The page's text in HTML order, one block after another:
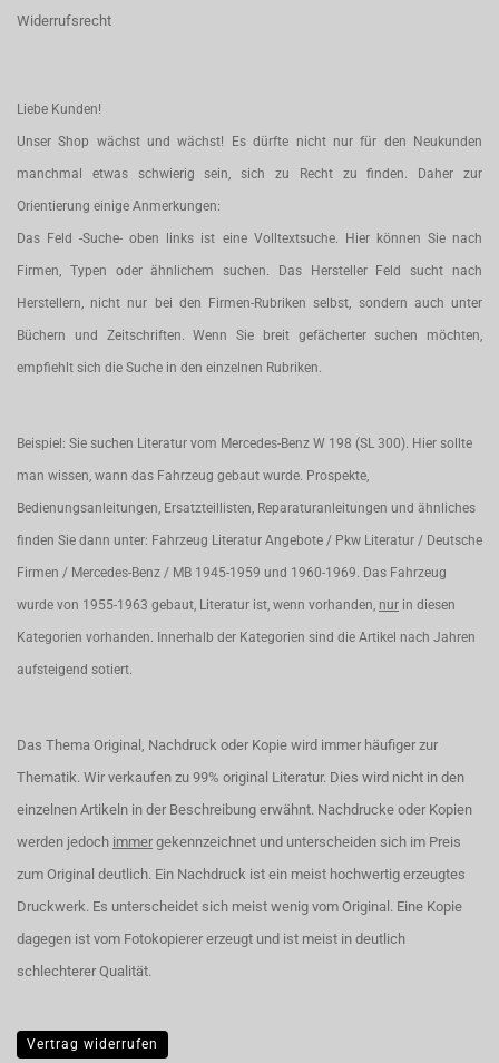
Widerrufsrecht
Liebe Kunden!
Unser Shop wächst und wächst! Es dürfte nicht nur für den Neukunden
manchmal etwas schwierig sein, sich zu Recht zu finden. Daher zur
Orientierung einige Anmerkungen:
Das Feld -Suche- oben links ist eine Volltextsuche. Hier können Sie nach
Firmen, Typen oder ähnlichem suchen. Das Hersteller Feld sucht nach
Herstellern, nicht nur bei den Firmen-Rubriken selbst, sondern auch unter
Büchern und Zeitschriften. Wenn Sie breit gefächerter suchen möchten,
empfiehlt sich die Suche in den einzelnen Rubriken.
Beispiel: Sie suchen Literatur vom Mercedes-Benz W 198 (SL 300). Hier sollte
man wissen, wann das Fahrzeug gebaut wurde. Prospekte,
Bedienungsanleitungen, Ersatzteillisten, Reparaturanleitungen und ähnliches
finden Sie dann unter: Fahrzeug Literatur Angebote / Pkw Literatur / Deutsche
Firmen / Mercedes-Benz / MB 1945-1959 und 1960-1969. Das Fahrzeug
wurde von 1955-1963 gebaut, Literatur ist, wenn vorhanden, nur in diesen
Kategorien vorhanden. Innerhalb der Kategorien sind die Artikel nach Jahren
aufsteigend sotiert.
Das Thema Original, Nachdruck oder Kopie wird immer häufiger zur
Thematik. Wir verkaufen zu 99% original Literatur. Dies wird nicht in den
einzelnen Artikeln in der Beschreibung erwähnt. Nachdrucke oder Kopien
werden jedoch immer gekennzeichnet und unterscheiden sich im Preis
zum Original deutlich. Ein Nachdruck ist ein meist hochwertig erzeugtes
Druckwerk. Es unterscheidet sich meist wenig vom Original. Eine Kopie
dagegen ist vom Fotokopierer erzeugt und ist meist in deutlich
schlechterer Qualität.
Vertrag widerrufen